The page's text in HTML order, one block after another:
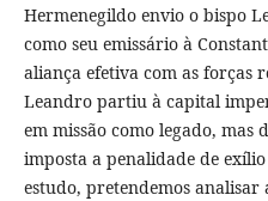
Hermenegildo envio o bispo
como seu emissário à
aliança efetiva com as forças
Leandro partiu à capital
em missão como legado, mas
imposta a penalidade de
estudo, pretendemos analisar